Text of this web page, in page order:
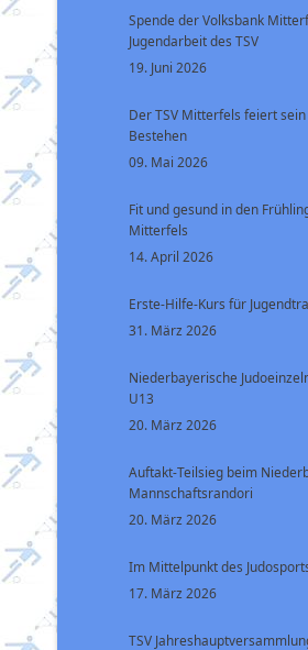
Spende der Volksbank
Jugendarbeit des TSV
19. Juni 2026
Der TSV Mitterfels feiert
Bestehen
09. Mai 2026
Fit und gesund in den
Mitterfels
14. April 2026
Erste-Hilfe-Kurs für
31. März 2026
Niederbayerische
U13
20. März 2026
Auftakt-Teilsieg beim
Mannschaftsrandori
20. März 2026
Im Mittelpunkt des
17. März 2026
TSV